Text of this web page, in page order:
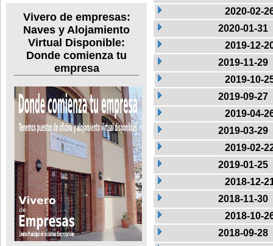
Vivero de empresas:
Naves y Alojamiento
Virtual Disponible:
Donde comienza tu
empresa
2020-02-
2020-01-31
2019-12-
2019-11-29
2019-10-
2019-09-27
2019-04-
2019-03-29
2019-02-
2019-01-25
2018-12-
2018-11-30
2018-10-
2018-09-28